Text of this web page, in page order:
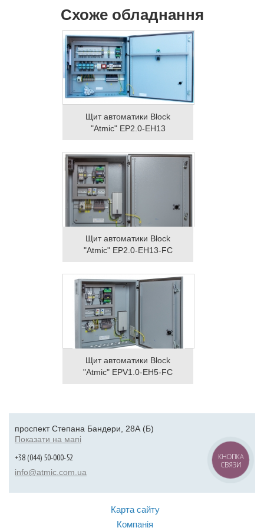
Схоже обладнання
Щит автоматики Block
"Atmic" EP2.0-EH13
Щит автоматики Block
"Atmic" EP2.0-EH13-FC
Щит автоматики Block
"Atmic" EPV1.0-EH5-FC
проспект Степана Бандери, 28А (Б)
Показати на мапі
+38 (044) 50-000-52
info@atmic.com.ua
Карта сайту
Компанія
КНОПКА
СВЯЗИ